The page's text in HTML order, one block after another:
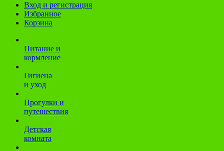
Вход и регистрация
Избранное
Корзина
Питание и
кормление
Гигиена
и уход
Прогулки и
путешествия
Детская
комната